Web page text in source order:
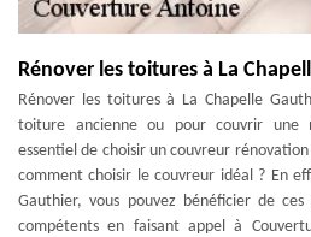
Rénover les toitures à La
Rénover les toitures à La Chapelle
toiture ancienne ou pour couvrir une
essentiel de choisir un couvreur
comment choisir le couvreur idéal ? En
Gauthier, vous pouvez bénéficier de
compétents en faisant appel à